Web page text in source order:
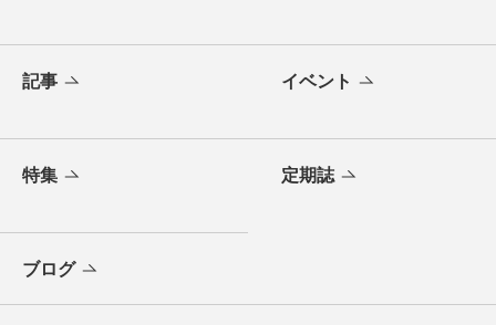
記事 イベント
特集 定期誌
ブログ